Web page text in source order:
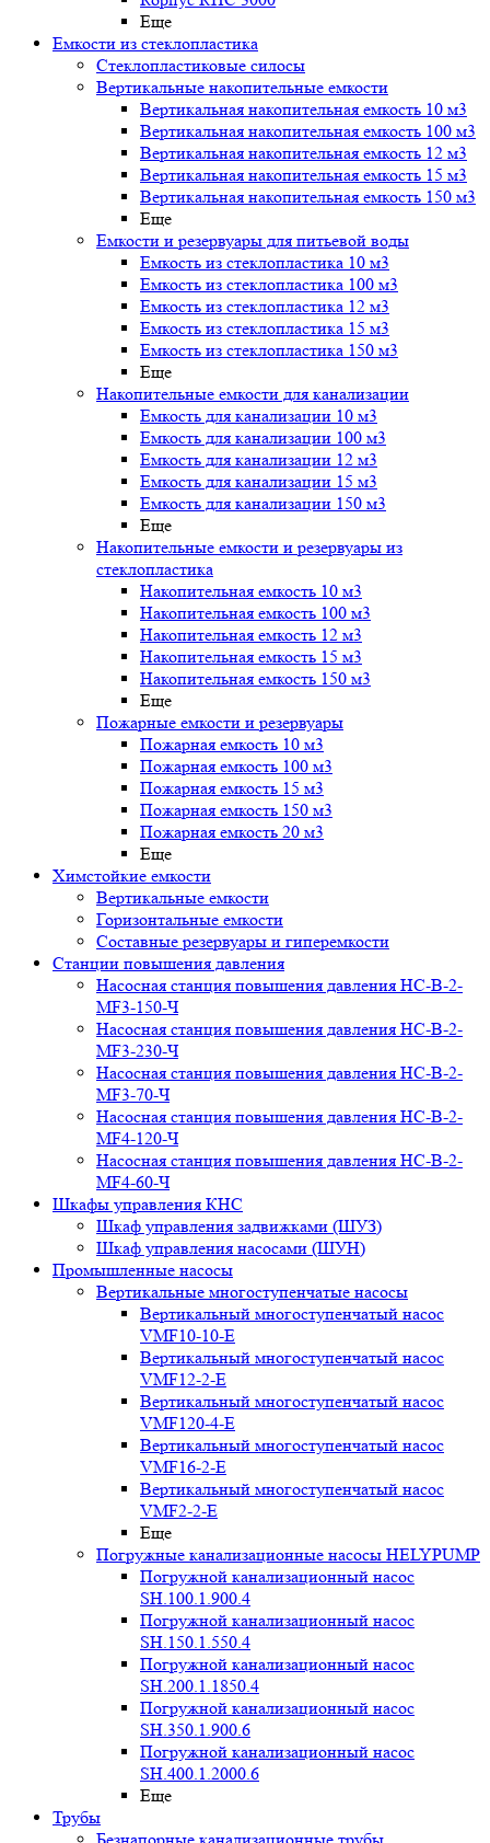
Еще
Емкости из стеклопластика
Стеклопластиковые силосы
Вертикальные накопительные емкости
Вертикальная накопительная емкость 10 м3
Вертикальная накопительная емкость 100 м3
Вертикальная накопительная емкость 12 м3
Вертикальная накопительная емкость 15 м3
Вертикальная накопительная емкость 150 м3
Еще
Емкости и резервуары для питьевой воды
Емкость из стеклопластика 10 м3
Емкость из стеклопластика 100 м3
Емкость из стеклопластика 12 м3
Емкость из стеклопластика 15 м3
Емкость из стеклопластика 150 м3
Еще
Накопительные емкости для канализации
Емкость для канализации 10 м3
Емкость для канализации 100 м3
Емкость для канализации 12 м3
Емкость для канализации 15 м3
Емкость для канализации 150 м3
Еще
Накопительные емкости и резервуары из
стеклопластика
Накопительная емкость 10 м3
Накопительная емкость 100 м3
Накопительная емкость 12 м3
Накопительная емкость 15 м3
Накопительная емкость 150 м3
Еще
Пожарные емкости и резервуары
Пожарная емкость 10 м3
Пожарная емкость 100 м3
Пожарная емкость 15 м3
Пожарная емкость 150 м3
Пожарная емкость 20 м3
Еще
Химстойкие емкости
Вертикальные емкости
Горизонтальные емкости
Составные резервуары и гиперемкости
Станции повышения давления
Насосная станция повышения давления НС-В-2-
MF3-150-Ч
Насосная станция повышения давления НС-В-2-
MF3-230-Ч
Насосная станция повышения давления НС-В-2-
MF3-70-Ч
Насосная станция повышения давления НС-В-2-
MF4-120-Ч
Насосная станция повышения давления НС-В-2-
MF4-60-Ч
Шкафы управления КНС
Шкаф управления задвижками (ШУЗ)
Шкаф управления насосами (ШУН)
Промышленные насосы
Вертикальные многоступенчатые насосы
Вертикальный многоступенчатый насос
VMF10-10-E
Вертикальный многоступенчатый насос
VMF12-2-E
Вертикальный многоступенчатый насос
VMF120-4-E
Вертикальный многоступенчатый насос
VMF16-2-E
Вертикальный многоступенчатый насос
VMF2-2-E
Еще
Погружные канализационные насосы HELYPUMP
Погружной канализационный насос
SH.100.1.900.4
Погружной канализационный насос
SH.150.1.550.4
Погружной канализационный насос
SH.200.1.1850.4
Погружной канализационный насос
SH.350.1.900.6
Погружной канализационный насос
SH.400.1.2000.6
Еще
Трубы